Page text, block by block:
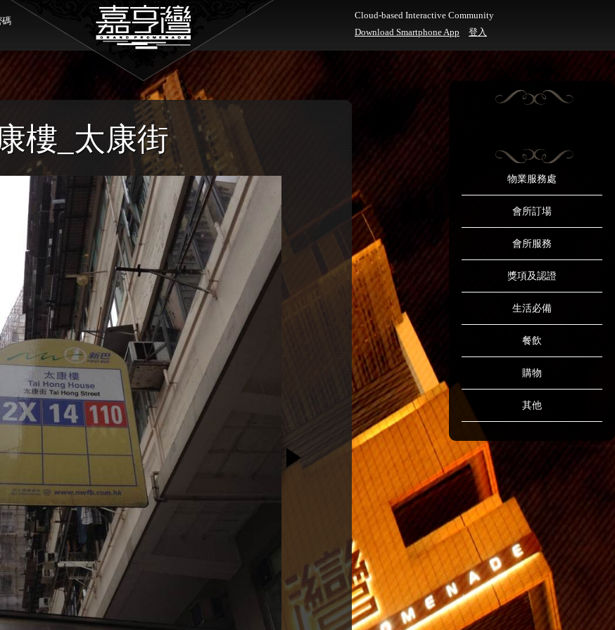
碼
Cloud-based Interactive Community
Download Smartphone App
登入
物業服務處
會所訂場
會所服務
獎項及認證
生活必備
餐飲
購物
其他
樓_太康街